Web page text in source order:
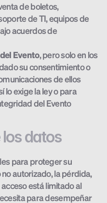
de boletos,
de TI, equipos de
acuerdos de
Evento, pero solo en los
su consentimiento o
de ellos
lo exige la ley o para
del Evento
datos
para proteger su
autorizado, la pérdida,
está limitado al
para desempeñar